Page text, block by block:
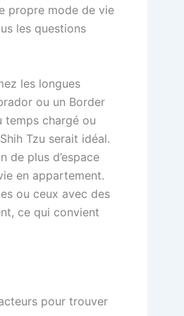
propre mode de vie
les questions
les longues
ou un Border
temps chargé ou
Tzu serait idéal.
de plus d’espace
en appartement.
ou ceux avec des
ce qui convient
pour trouver